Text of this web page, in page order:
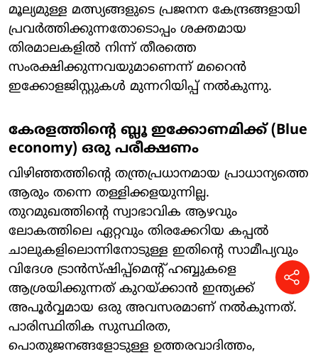
മൂല്യമുള്ള മത്സ്യങ്ങളുടെ പ്രജനന കേന്ദ്രങ്ങളായി
പ്രവർത്തിക്കുന്നതോടൊപ്പം ശക്തമായ
തിരമാലകളിൽ നിന്ന് തീരത്തെ
സംരക്ഷിക്കുന്നവയുമാണെന്ന് മറൈൻ
ഇക്കോളജിസ്റ്റുകൾ മുന്നറിയിപ്പ് നൽകുന്നു.
കേരളത്തിന്റെ ബ്ലൂ ഇക്കോണമിക്ക് (Blue
economy) ഒരു പരീക്ഷണം
വിഴിഞ്ഞത്തിന്റെ തന്ത്രപ്രധാനമായ പ്രാധാന്യത്തെ
ആരും തന്നെ തള്ളിക്കളയുന്നില്ല.
തുറമുഖത്തിന്റെ സ്വാഭാവിക ആഴവും
ലോകത്തിലെ ഏറ്റവും തിരക്കേറിയ കപ്പൽ
ചാലുകളിലൊന്നിനോടുള്ള ഇതിന്റെ സാമീപ്യവും
വിദേശ ട്രാൻസ്ഷിപ്പ്മെന്റ് ഹബ്ബുകളെ
ആശ്രയിക്കുന്നത് കുറയ്ക്കാൻ ഇന്ത്യക്ക്
അപൂർവ്വമായ ഒരു അവസരമാണ് നൽകുന്നത്.
പാരിസ്ഥിതിക സുസ്ഥിരത,
പൊതുജനങ്ങളോടുള്ള ഉത്തരവാദിത്തം,